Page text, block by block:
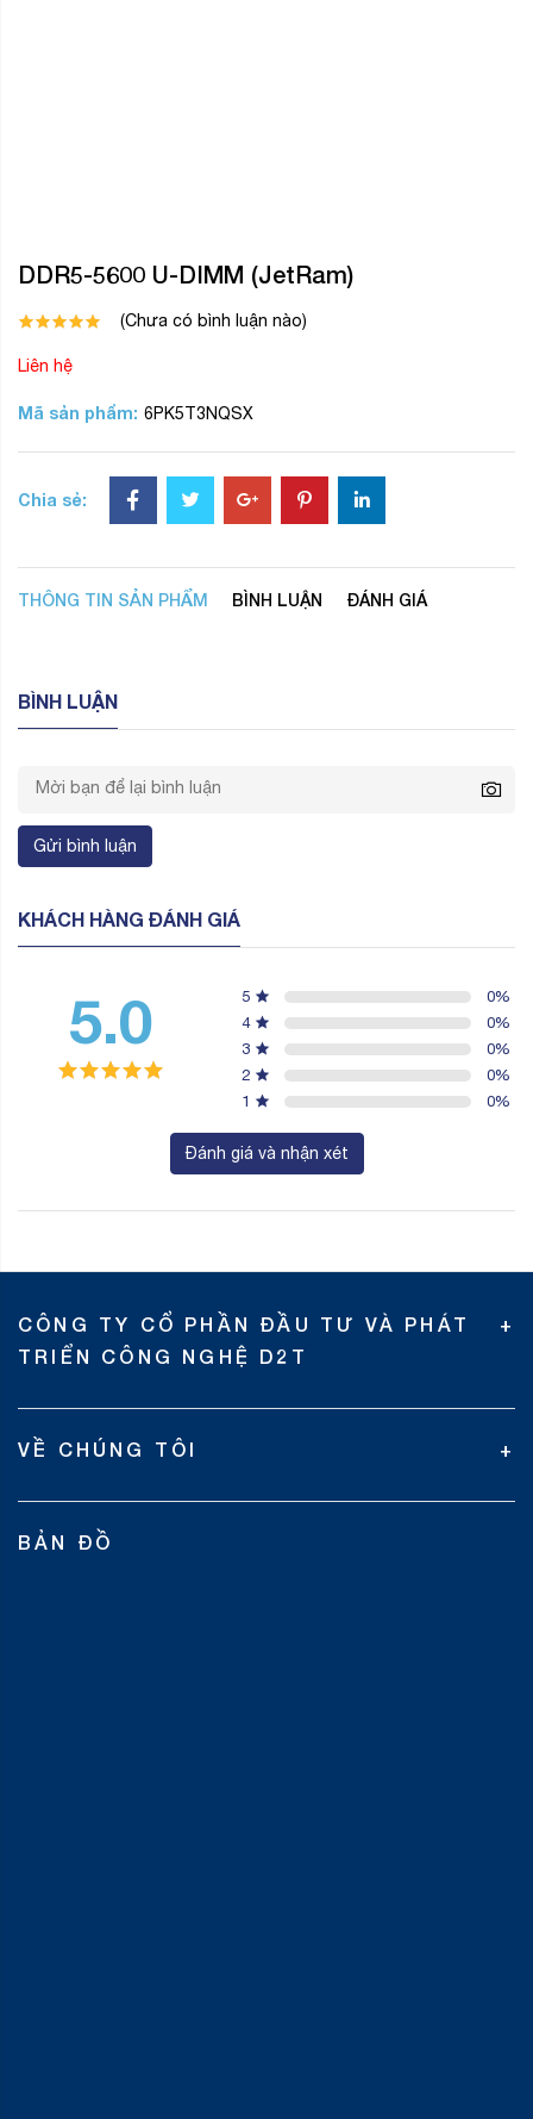
DDR5-5600 U-DIMM (JetRam)
(Chưa có bình luận nào)
Liên hệ
Mã sản phẩm: 6PK5T3NQSX
Chia sẻ:
THÔNG TIN SẢN PHẨM BÌNH LUẬN ĐÁNH GIÁ
BÌNH LUẬN
Gửi bình luận
KHÁCH HÀNG ĐÁNH GIÁ
5.0 5 0%
4
0%
3
0%
2
0%
1
0%
Đánh giá và nhận xét
CÔNG TY CỔ PHẦN ĐẦU TƯ VÀ PHÁT
TRIỂN CÔNG NGHỆ D2T
VỀ CHÚNG TÔI
BẢN ĐỒ